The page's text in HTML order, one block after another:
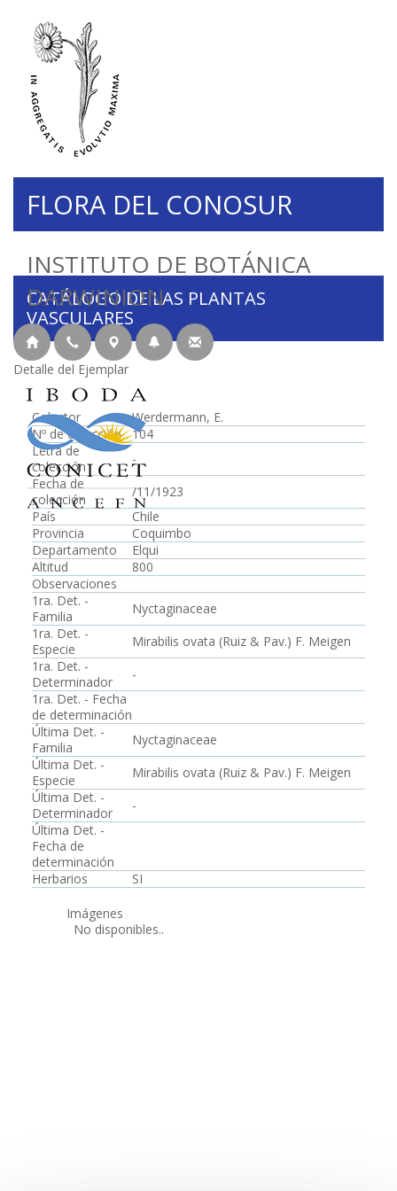
INSTITUTO DE BOTÁNICA
DARWINION
FLORA DEL CONOSUR
CATÁLOGO DE LAS PLANTAS
VASCULARES
Detalle del Ejemplar
Colector
Werdermann, E.
Nº de colección
104
Letra de
colección
-
Fecha de
colección
/11/1923
País
Chile
Provincia
Coquimbo
Departamento
Elqui
Altitud
800
Observaciones
1ra. Det. -
Familia
Nyctaginaceae
1ra. Det. -
Especie
Mirabilis ovata (Ruiz & Pav.) F. Meigen
1ra. Det. -
Determinador
-
1ra. Det. - Fecha
de determinación
Última Det. -
Familia
Nyctaginaceae
Última Det. -
Especie
Mirabilis ovata (Ruiz & Pav.) F. Meigen
Última Det. -
Determinador
-
Última Det. -
Fecha de
determinación
Herbarios
SI
Imágenes
No disponibles..